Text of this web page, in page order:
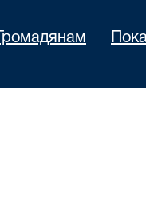
Громадянам